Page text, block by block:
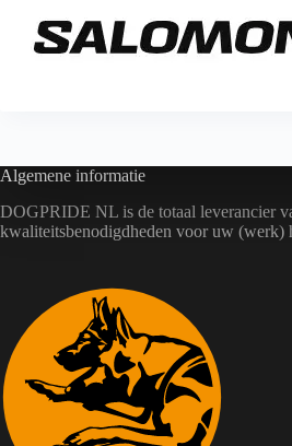
Algemene informatie
DOGPRIDE NL is de totaal leverancier
kwaliteitsbenodigdheden voor uw (werk)